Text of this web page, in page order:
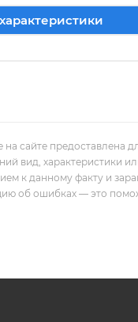
сайте предоставлена
вид, характеристики
к данному факту и
об ошибках — это